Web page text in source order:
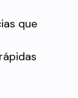
que